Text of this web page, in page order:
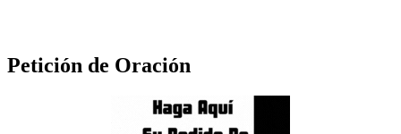
Petición de Oración